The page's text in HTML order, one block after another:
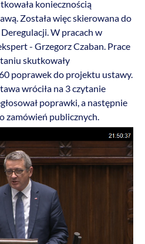
koniecznością
Została więc skierowana do
W pracach w
- Grzegorz Czaban. Prace
skutkowały
poprawek do projektu ustawy.
wróciła na 3 czytanie
poprawki, a następnie
zamówień publicznych.